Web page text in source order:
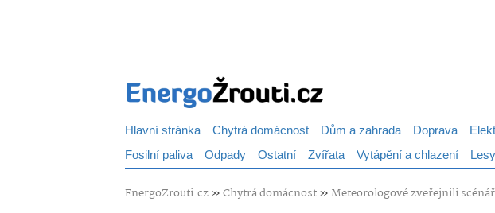
Hlavní stránka Chytrá domácnost Dům a zahrada Doprava
Fosilní paliva Odpady Ostatní Zvířata Vytápění a chlazení Lesy
EnergoZrouti.cz»Chytrá domácnost»Meteorologové zveřejnili